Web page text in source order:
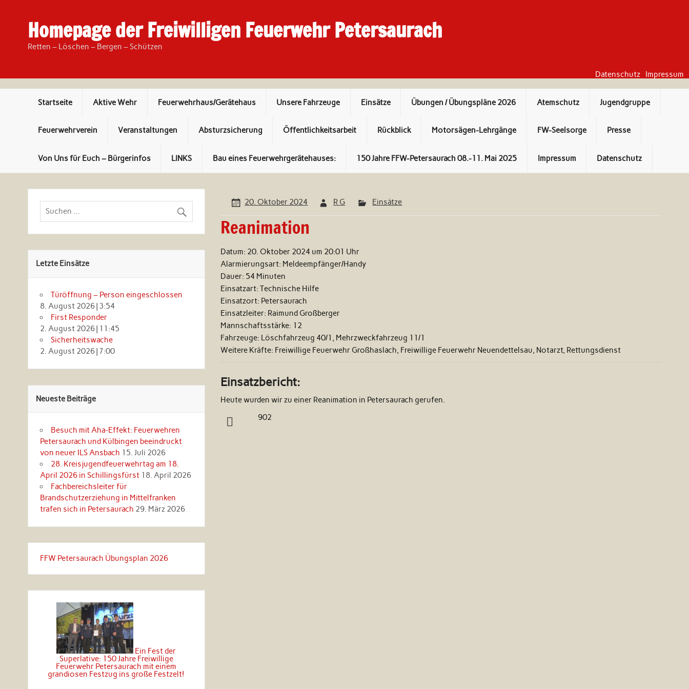
Homepage der Freiwilligen Feuerwehr Petersaurach
Retten – Löschen – Bergen – Schützen
Datenschutz Impressum
Startseite Aktive Wehr Feuerwehrhaus/Gerätehaus Unsere Fahrzeuge Einsätze Übungen / Übungspläne 2026 Atemschutz Jugendgruppe
Feuerwehrverein Veranstaltungen Absturzsicherung Öffentlichkeitsarbeit Rückblick Motorsägen-Lehrgänge FW-Seelsorge Presse
Von Uns für Euch – Bürgerinfos LINKS Bau eines Feuerwehrgerätehauses: 150 Jahre FFW-Petersaurach 08.-11. Mai 2025 Impressum Datenschutz
20. Oktober 2024 R G Einsätze
Reanimation
Datum: 20. Oktober 2024 um 20:01 Uhr
Alarmierungsart: Meldeempfänger/Handy
Dauer: 54 Minuten
Einsatzart: Technische Hilfe
Einsatzort: Petersaurach
Einsatzleiter: Raimund Großberger
Mannschaftsstärke: 12
Fahrzeuge: Löschfahrzeug 40/1, Mehrzweckfahrzeug 11/1
Weitere Kräfte: Freiwillige Feuerwehr Großhaslach, Freiwillige Feuerwehr Neuendettelsau, Notarzt, Rettungsdienst
Einsatzbericht:
Heute wurden wir zu einer Reanimation in Petersaurach gerufen.
902
Letzte Einsätze
Türöffnung – Person eingeschlossen
8. August 2026| 3:54
First Responder
2. August 2026| 11:45
Sicherheitswache
2. August 2026| 7:00
Neueste Beiträge
Besuch mit Aha‑Effekt: Feuerwehren
Petersaurach und Külbingen beeindruckt
von neuer ILS Ansbach 15. Juli 2026
28. Kreisjugendfeuerwehrtag am 18.
April 2026 in Schillingsfürst 18. April 2026
Fachbereichsleiter für
Brandschutzerziehung in Mittelfranken
trafen sich in Petersaurach 29. März 2026
FFW Petersaurach Übungsplan 2026
Ein Fest der
Superlative: 150 Jahre Freiwillige
Feuerwehr Petersaurach mit einem
grandiosen Festzug ins große Festzelt!